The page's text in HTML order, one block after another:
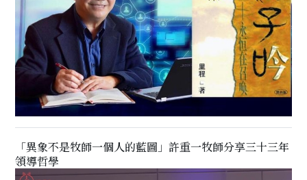
「異象不是牧師一個人的藍圖」許重一牧師分享三十三年
領導哲學